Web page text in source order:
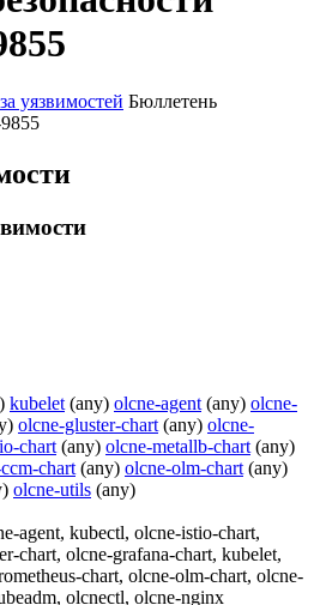
уязвимостей Бюллетень
kubelet (any) olcne-agent (any) olcne-
olcne-gluster-chart (any) olcne-
chart (any) olcne-metallb-chart (any)
chart (any) olcne-olm-chart (any)
olcne-utils (any)
agent, kubectl, olcne-istio-chart,
chart, olcne-grafana-chart, kubelet,
chart, olcne-olm-chart, olcne-
olcnectl, olcne-nginx